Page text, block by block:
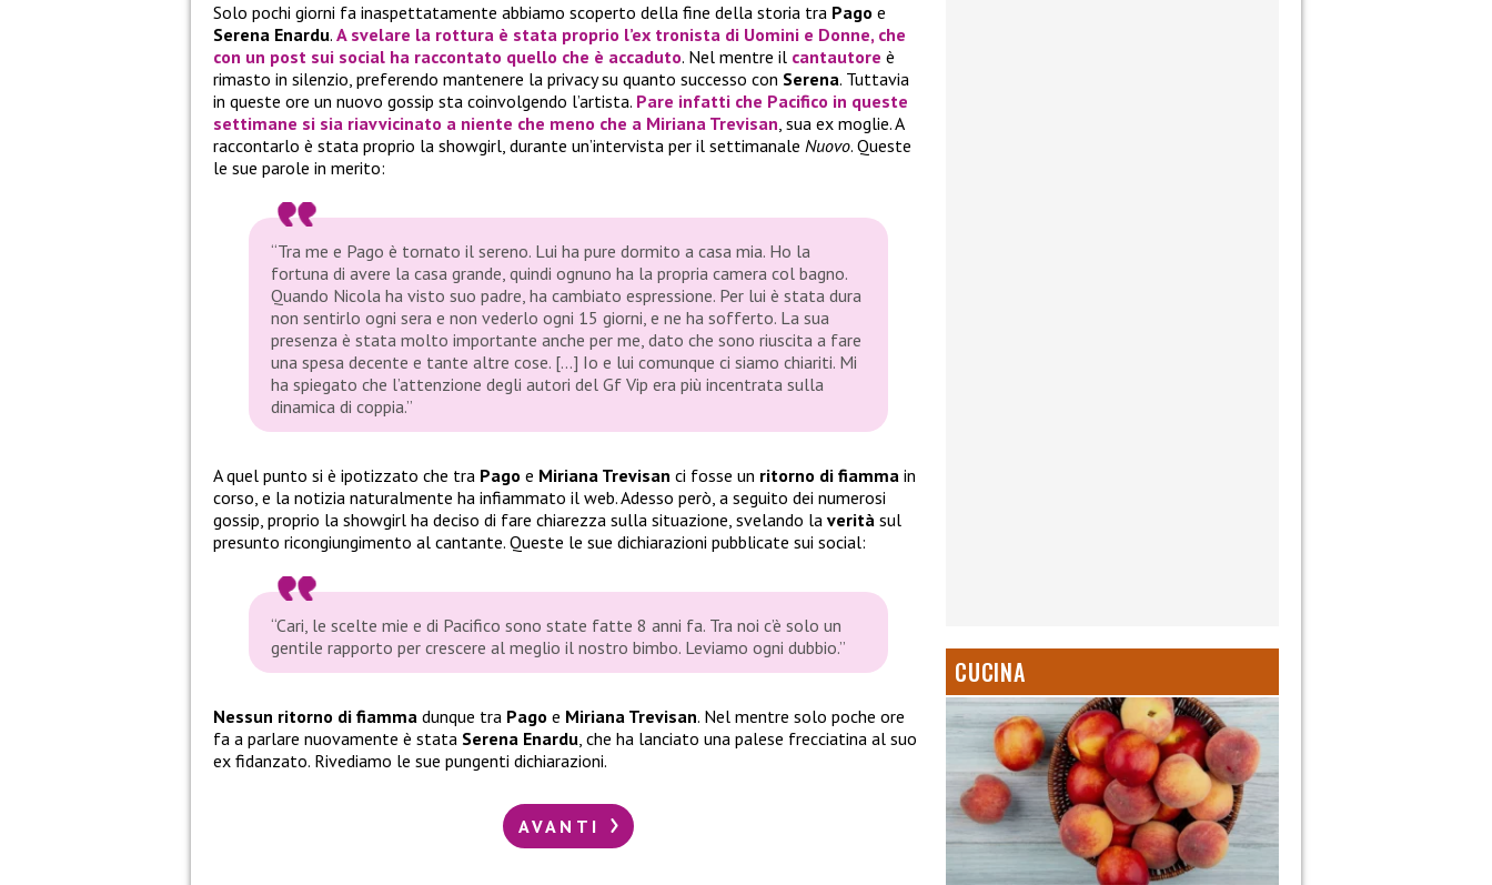
Solo pochi giorni fa inaspettatamente abbiamo scoperto della fine della storia tra Pago e
Serena Enardu. A svelare la rottura è stata proprio l’ex tronista di Uomini e Donne, che
con un post sui social ha raccontato quello che è accaduto. Nel mentre il cantautore è
rimasto in silenzio, preferendo mantenere la privacy su quanto successo con Serena. Tuttavia
in queste ore un nuovo gossip sta coinvolgendo l’artista. Pare infatti che Pacifico in queste
settimane si sia riavvicinato a niente che meno che a Miriana Trevisan, sua ex moglie. A
raccontarlo è stata proprio la showgirl, durante un’intervista per il settimanale Nuovo. Queste
le sue parole in merito:
“Tra me e Pago è tornato il sereno. Lui ha pure dormito a casa mia. Ho la
fortuna di avere la casa grande, quindi ognuno ha la propria camera col bagno.
Quando Nicola ha visto suo padre, ha cambiato espressione. Per lui è stata dura
non sentirlo ogni sera e non vederlo ogni 15 giorni, e ne ha sofferto. La sua
presenza è stata molto importante anche per me, dato che sono riuscita a fare
una spesa decente e tante altre cose. […] Io e lui comunque ci siamo chiariti. Mi
ha spiegato che l’attenzione degli autori del Gf Vip era più incentrata sulla
dinamica di coppia.”
A quel punto si è ipotizzato che tra Pago e Miriana Trevisan ci fosse un ritorno di fiamma in
corso, e la notizia naturalmente ha infiammato il web. Adesso però, a seguito dei numerosi
gossip, proprio la showgirl ha deciso di fare chiarezza sulla situazione, svelando la verità sul
presunto ricongiungimento al cantante. Queste le sue dichiarazioni pubblicate sui social:
“Cari, le scelte mie e di Pacifico sono state fatte 8 anni fa. Tra noi c’è solo un
gentile rapporto per crescere al meglio il nostro bimbo. Leviamo ogni dubbio.”
Nessun ritorno di fiamma dunque tra Pago e Miriana Trevisan. Nel mentre solo poche ore
fa a parlare nuovamente è stata Serena Enardu, che ha lanciato una palese frecciatina al suo
ex fidanzato. Rivediamo le sue pungenti dichiarazioni.
AVANTI
CUCINA